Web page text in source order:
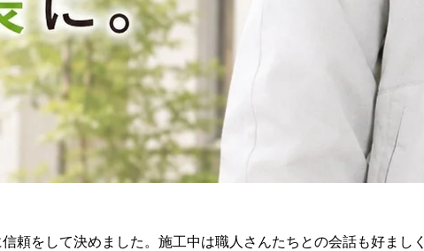
頼をして決めました。施工中は職人さんたちとの会話も好まし